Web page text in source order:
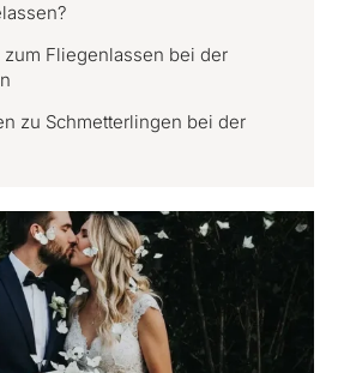
zum Fliegenlassen bei der
zu Schmetterlingen bei der